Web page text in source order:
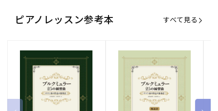
ピアノレッスン参考本 すべて見る